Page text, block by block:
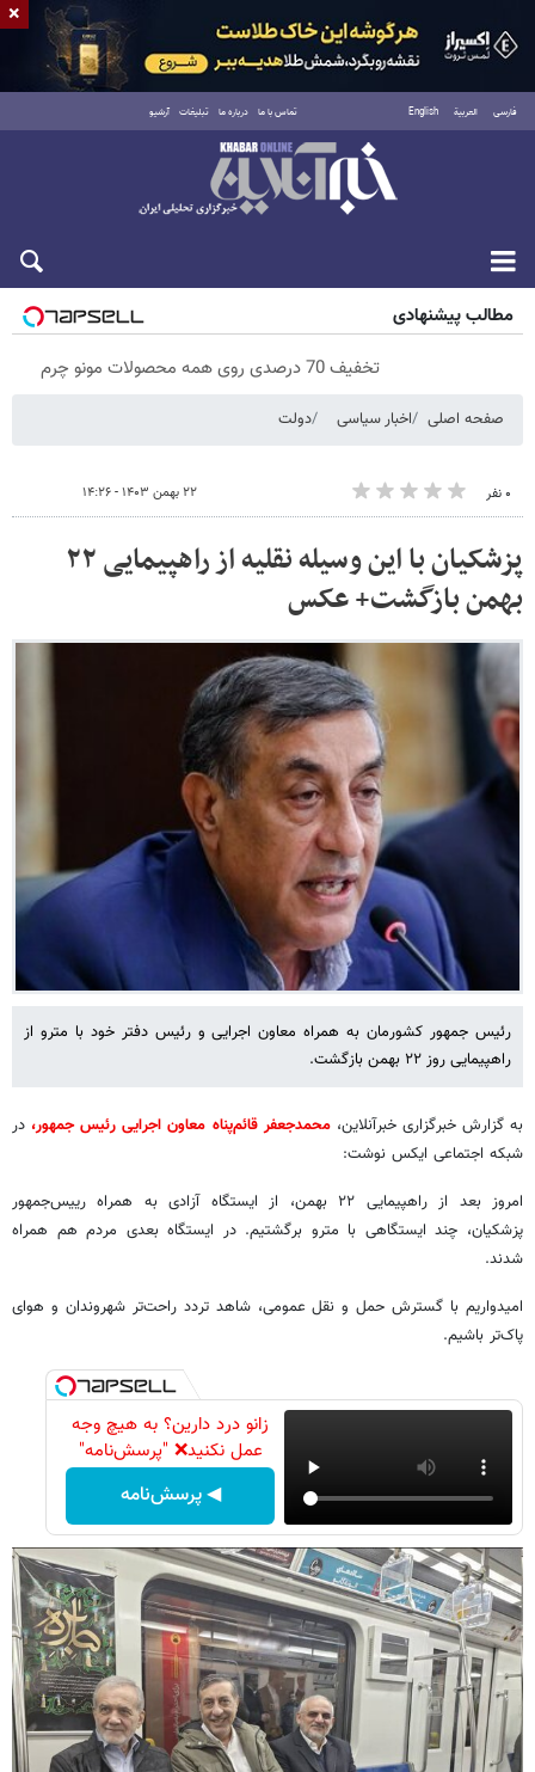
فارسی العربية English تماس با ما درباره ما تبلیغات آرشیو
پنجشنبه ۱۵ مرداد ۱۴۰۵
مطالب پیشنهادی
تخفیف 70 درصدی روی همه محصولات مونو چرم
صفحه اصلی اخبار سیاسی دولت
۰ نفر ۲۲ بهمن ۱۴۰۳ - ۱۴:۲۶
پزشکیان با این وسیله نقلیه از راهپیمایی ۲۲
بهمن بازگشت+ عکس
رئیس جمهور کشورمان به همراه معاون اجرایی و رئیس‌ دفتر خود با مترو از
راهپیمایی روز ۲۲ بهمن بازگشت.
به گزارش خبرگزاری خبرآنلاین،محمدجعفر قائم‌پناه معاون اجرایی رئیس جمهور، در
شبکه اجتماعی ایکس نوشت:
‏امروز بعد از راهپیمایی ۲۲ بهمن، از ایستگاه آزادی به همراه ‎رییس‌جمهور
پزشکیان، چند ایستگاهی با مترو برگشتیم. در ایستگاه بعدی مردم هم همراه
شدند.
امیدواریم با گسترش حمل و نقل عمومی، شاهد تردد راحت‌تر شهروندان و هوای
پاک‌تر باشیم.
زانو درد دارین؟ به هیچ وجه
عمل نکنید❌ "پرسش‌نامه"
◀ پرسش‌نامه
×